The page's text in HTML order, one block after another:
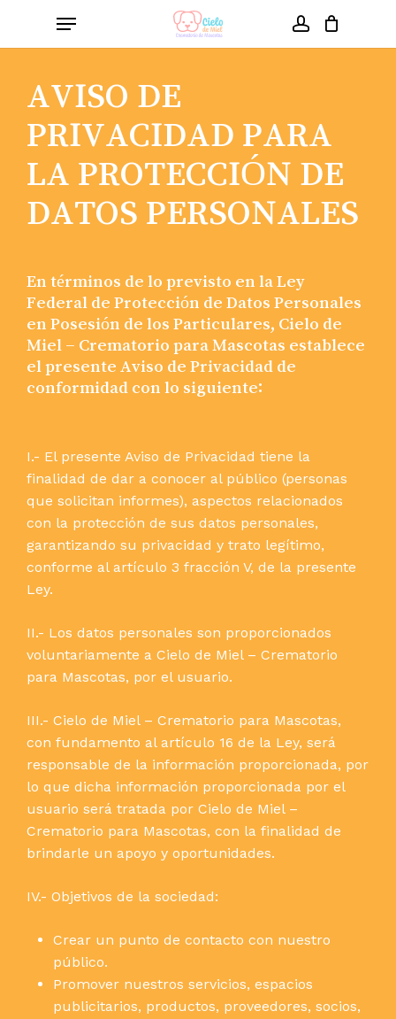
Menu
Cart Cart
AVISO DE
PRIVACIDAD PARA
LA PROTECCIÓN DE
DATOS PERSONALES
En términos de lo previsto en la Ley
Federal de Protección de Datos Personales
en Posesión de los Particulares, Cielo de
Miel – Crematorio para Mascotas establece
el presente Aviso de Privacidad de
conformidad con lo siguiente:
I.- El presente Aviso de Privacidad tiene la
finalidad de dar a conocer al público (personas
que solicitan informes), aspectos relacionados
con la protección de sus datos personales,
garantizando su privacidad y trato legítimo,
conforme al artículo 3 fracción V, de la presente
Ley.
II.- Los datos personales son proporcionados
voluntariamente a Cielo de Miel – Crematorio
para Mascotas, por el usuario.
III.- Cielo de Miel – Crematorio para Mascotas,
con fundamento al artículo 16 de la Ley, será
responsable de la información proporcionada, por
lo que dicha información proporcionada por el
usuario será tratada por Cielo de Miel –
Crematorio para Mascotas, con la finalidad de
brindarle un apoyo y oportunidades.
IV.- Objetivos de la sociedad:
Crear un punto de contacto con nuestro
público.
Promover nuestros servicios, espacios
publicitarios, productos, proveedores, socios,